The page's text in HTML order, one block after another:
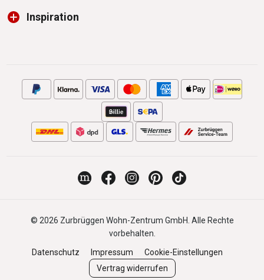
Inspiration
© 2026 Zurbrüggen Wohn-Zentrum GmbH. Alle Rechte
vorbehalten.
Datenschutz
Impressum
Cookie-Einstellungen
Vertrag widerrufen